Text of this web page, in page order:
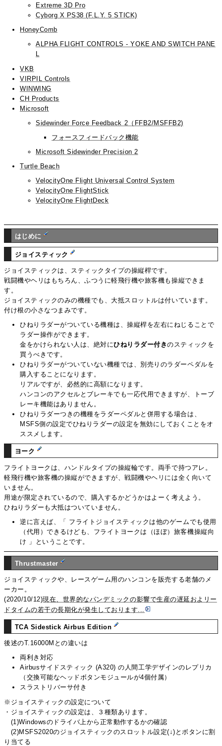
Extreme 3D Pro
Cyborg X PS38 (F.L.Y. 5 STICK)
HoneyComb
ALPHA FLIGHT CONTROLS - YOKE AND SWITCH PANE
L
VKB
VIRPIL Controls
WINWING
CH Products
Microsoft
Sidewinder Force Feedback 2（FFB2/MSFFB2)
フォースフィードバック機能
Microsoft Sidewinder Precision 2
Turtle Beach
VelocityOne Flight Universal Control System
VelocityOne FlightStick
VelocityOne FlightDeck
はじめに
ジョイスティック
ジョイスティックは、スティックタイプの操縦桿です。
戦闘機やヘリはもちろん、ふつうに軽飛行機や旅客機も操縦できま
す。
ジョイスティックのみの機種でも、大抵スロットルは付いています。
付け根の小さなつまみです。
ひねりラダーがついている機種は、操縦桿を左右にねじることで
ラダー操作ができます。
金をかけられない人は、絶対にひねりラダー付きのスティックを
買うべきです。
ひねりラダーがついていない機種では、別売りのラダーペダルを
購入することになります。
リアルですが、必然的に高額になります。
ハンコンのアクセルとブレーキでも一応代用できますが、トーブ
レーキ機能はありません。
ひねりラダーつきの機種をラダーペダルと併用する場合は、
MSFS側の設定でひねりラダーの設定を無効にしておくことをオ
ススメします。
ヨーク
フライトヨークは、ハンドルタイプの操縦輪です。両手で持つアレ。
軽飛行機や旅客機の操縦ができますが、戦闘機やヘリには全く向いて
いません。
用途が限定されているので、購入するかどうかはよーく考えよう。
ひねりラダーも大抵はついていません。
逆に言えば、「 フライトジョイスティックは他のゲームでも使用
（代用）できるけども、フライトヨークは（ほぼ）旅客機操縦向
け 」ということです。
Thrustmaster
ジョイスティックや、レースゲーム用のハンコンを販売する老舗のメ
ーカー。
(2020/10/12)現在、世界的なパンデミックの影響で生産の遅延およリー
ドタイムの若干の長期化が発生しております...
TCA Sidestick Airbus Edition
後述のT.16000Mとの違いは
両利き対応
Airbusサイドスティック (A320) の人間工学デザインのレプリカ
（交換可能なヘッドボタンモジュールが4個付属）
スラストリバーサ付き
※ジョイスティックの設定について
・ジョイスティックの設定は、３種類あります。
(1)Windowsのドライバ上から正常動作するかの確認
(2)MSFS2020のジョイスティックのスロットル設定(↓)とボタンに割
り当てる